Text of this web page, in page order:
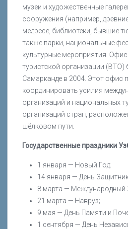
музеи и художественные
сооружения (например,
медресе, библиотеки, бывшие
также парки, национальные
культурные мероприятия.
туристской организации (ВТО)
Самарканде в 2004. Этот офис
координировать усилия
организаций и национальных
организаций стран,
шёлковом пути.
Государственные праздники
1 января — Новый Год;
14 января — День
8 марта — Международный
21 марта — Навруз;
9 мая — День Памяти и
1 сентября — День